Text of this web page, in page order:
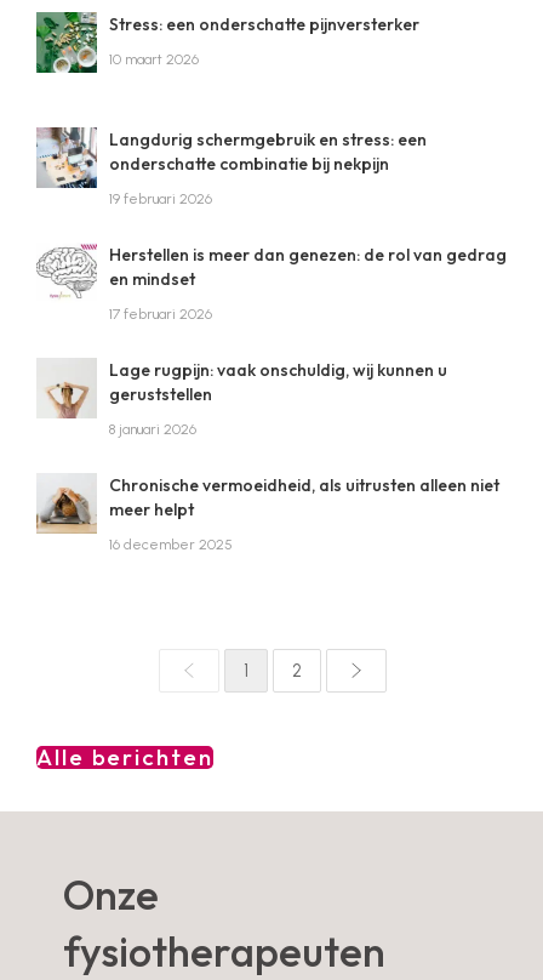
Stress: een onderschatte pijnversterker
10 maart 2026
Langdurig schermgebruik en stress: een
onderschatte combinatie bij nekpijn
19 februari 2026
Herstellen is meer dan genezen: de rol van gedrag
en mindset
17 februari 2026
Lage rugpijn: vaak onschuldig, wij kunnen u
geruststellen
8 januari 2026
Chronische vermoeidheid, als uitrusten alleen niet
meer helpt
16 december 2025
1 2
Alle berichten
Onze
fysiotherapeuten